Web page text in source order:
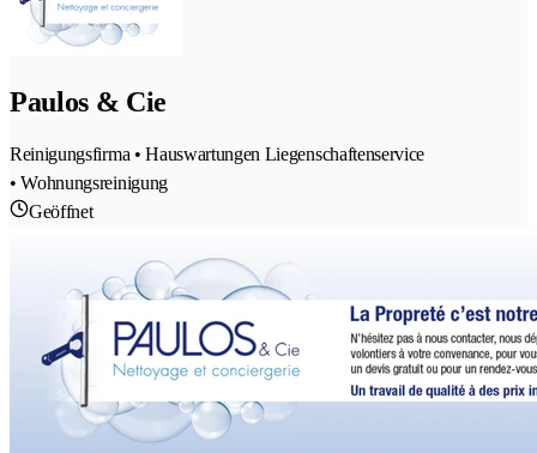
Paulos & Cie
Reinigungsfirma • Hauswartungen Liegenschaftenservice
• Wohnungsreinigung
Geöffnet